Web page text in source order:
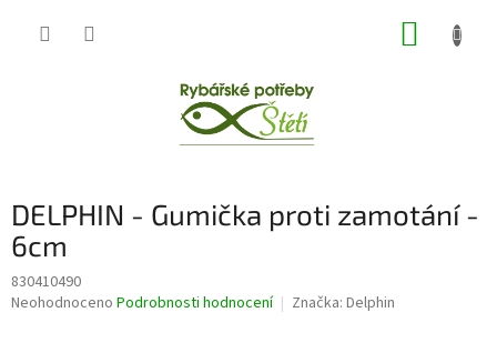
DELPHIN - Gumička proti zamotání -
6cm
830410490
Průměrné
Neohodnoceno Podrobnosti hodnocení Značka: Delphin